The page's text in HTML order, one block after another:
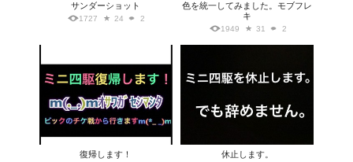
サンダーショット
1727 24 2
色を統一してみました。モブフレ
キ
1949 31 2
復帰します！ 休止します。